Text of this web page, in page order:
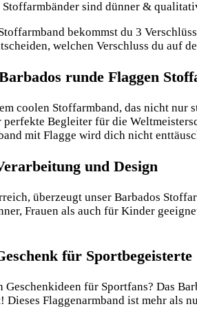
Stoffarmbänder sind dünner &
bekommst du 3
welchen Verschluss du auf
runde Flaggen
coolen Stoffarmband, das nicht
perfekte Begleiter für die
mit Flagge wird dich nicht
und Design
überzeugt unser Barbados
Frauen als auch für Kinder
für Sportbegeisterte
Geschenkideen für Sportfans? Das
Dieses Flaggenarmband ist mehr als